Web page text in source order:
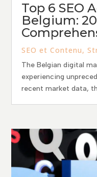
Top 6 SEO
Belgium:
SEO et Contenu,
The Belgian digital
experiencing
recent market data,